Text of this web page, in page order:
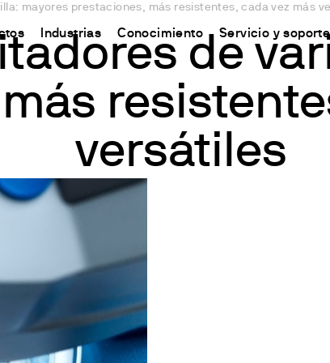
Equipment
con calefacción
de bloque seco y DQO
Industrias
del Carbono
solventes
de Fibra
y respirometría
Lixiviados
Conocimiento
y conocimientos
internacionales
Servicio y soporte
Connect your products
Plataforma Ermes Cloud
Productos habilitados
Suscripciones
Configura tu cuenta de Ermes
CHINA
mayores prestaciones, más resistentes, cada vez más
de
versátiles